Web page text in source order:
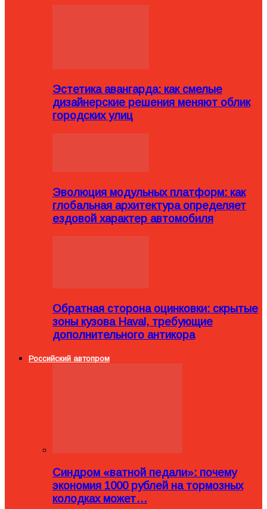
Эстетика авангарда: как смелые
дизайнерские решения меняют облик
городских улиц
Эволюция модульных платформ: как
глобальная архитектура определяет
ездовой характер автомобиля
Обратная сторона оцинковки: скрытые
зоны кузова Haval, требующие
дополнительного антикора
Российский автопром
Синдром «ватной педали»: почему
экономия 1000 рублей на тормозных
колодках может…